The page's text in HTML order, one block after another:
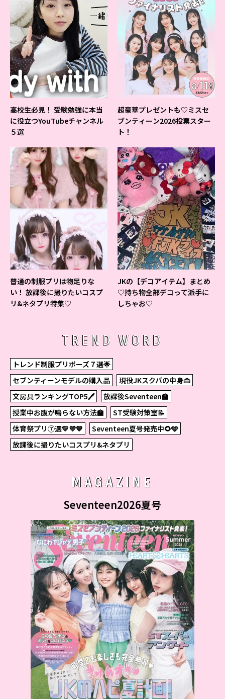
高校生必見！ 受験勉強に本当
に役立つYouTubeチャンネル
５選
超豪華プレゼントも♡ミスセ
ブンティーン2026投票スター
ト！
普通の制服プリは物足りな
い！ 放課後に撮りたいコスプ
リ&ネタプリ特集♡
JKの【デコアイテム】まとめ
♡持ち物全部デコって派手に
しちゃお♡
TREND WORD
トレンド制服プリポーズ７選🌟
セブンティーンモデルの購入品
現役JKスクバの中身👜
文房具ランキングTOP5🖊
放課後Seventeen🏫
授業中お腹が鳴らない方法🏫
ST受験対策室📝
体育祭プリ⑦選💛💜💙
Seventeen夏号発売中🌻🩵
放課後に撮りたいコスプリ&ネタプリ
MAGAZINE
Seventeen2026夏号